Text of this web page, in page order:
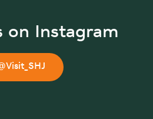
on Instagram